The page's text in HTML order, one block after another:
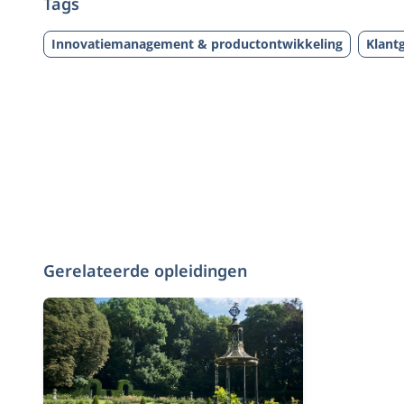
Innovatiemanagement & productontwikkeling
Gerelateerde opleidingen